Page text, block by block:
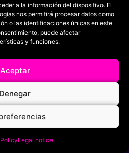
a la información del dispositivo. El
nos permitirá procesar datos como
o las identificaciones únicas en este
puede afectar
y funciones.
Aceptar
Denegar
Legal notice